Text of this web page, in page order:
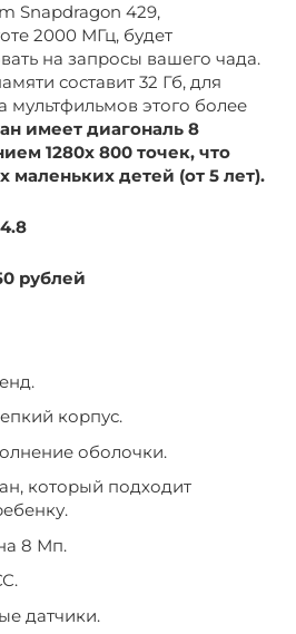
Snapdragon 429,
2000 МГц, будет
на запросы вашего чада.
составит 32 Гб, для
этого более
имеет диагональ 8
1280x 800 точек, что
маленьких детей (от 5 лет).
рублей
корпус.
оболочки.
который подходит
8 Мп.
датчики.